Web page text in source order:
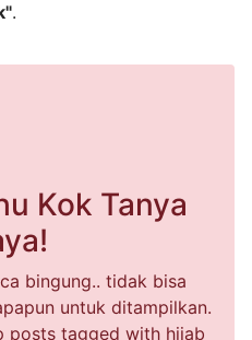
.
Kok Tanya
bingung.. tidak bisa
untuk ditampilkan.
posts tagged with hijab